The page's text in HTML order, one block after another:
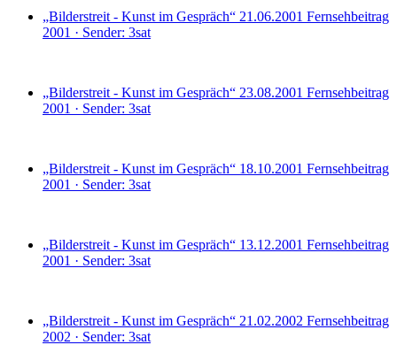
„Bilderstreit - Kunst im Gespräch“ 21.06.2001 Fernsehbeitrag
2001 · Sender: 3sat
„Bilderstreit - Kunst im Gespräch“ 23.08.2001 Fernsehbeitrag
2001 · Sender: 3sat
„Bilderstreit - Kunst im Gespräch“ 18.10.2001 Fernsehbeitrag
2001 · Sender: 3sat
„Bilderstreit - Kunst im Gespräch“ 13.12.2001 Fernsehbeitrag
2001 · Sender: 3sat
„Bilderstreit - Kunst im Gespräch“ 21.02.2002 Fernsehbeitrag
2002 · Sender: 3sat